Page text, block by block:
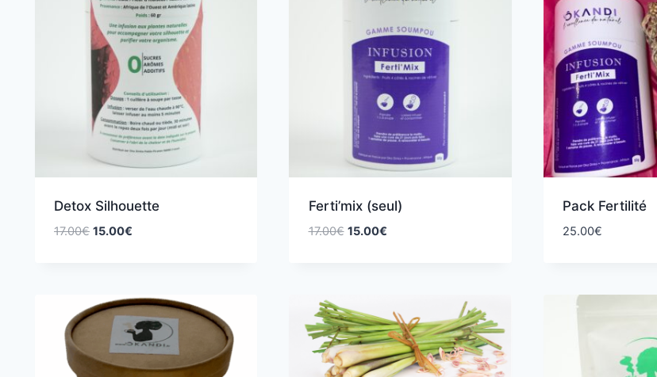
Detox Silhouette
17.00€ 15.00€
Ferti’mix (seul)
17.00€ 15.00€
Pack Fertilité
25.00€